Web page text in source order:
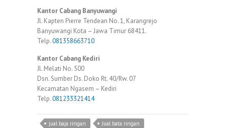
Kantor Cabang Banyuwangi
Jl. Kapten Pierre Tendean No. 1, Karangrejo
Banyuwangi Kota – Jawa Timur 68411.
Telp.081358663710
Kantor Cabang Kediri
Jl. Melati No. 500
Dsn. Sumber Ds. Doko Rt. 40/Rw. 07
Kecamatan Ngasem – Kediri
Telp.081233321414
jual baja ringan
Jual bata ringan